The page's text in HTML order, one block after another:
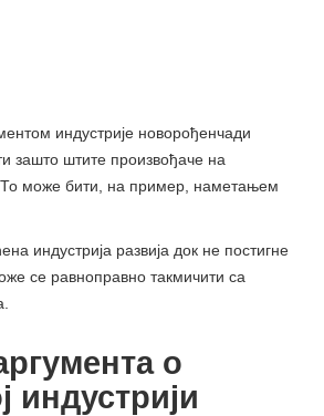
индустрије новорођенчади
зашто штите произвођаче на
може бити, на пример, наметањем
индустрија развија док не постигне
се равноправно такмичити са
о
индустрији